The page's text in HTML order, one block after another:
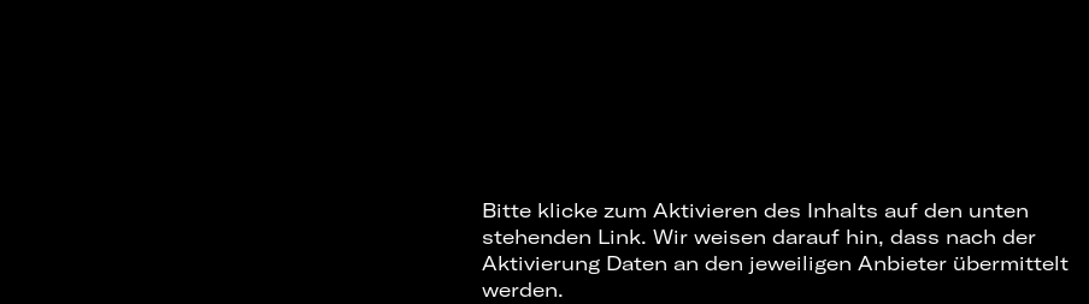
Bitte klicke zum Aktivieren des Inhalts auf den unten
stehenden Link. Wir weisen darauf hin, dass nach der
Aktivierung Daten an den jeweiligen Anbieter übermittelt
werden.